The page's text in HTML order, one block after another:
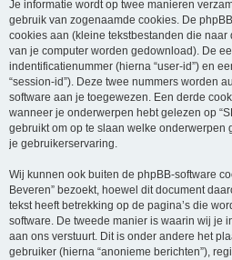
Je informatie wordt op twee manieren
gebruik van zogenaamde cookies. De
cookies aan (kleine tekstbestanden die
van je computer worden gedownload). De
indentificatienummer (hierna “user-id”) en
“session-id”). Deze twee nummers worden
software aan je toegewezen. Een derde
wanneer je onderwerpen hebt gelezen op
gebruikt om op te slaan welke onderwerpen
je gebruikerservaring.
Wij kunnen ook buiten de phpBB-software
Beveren” bezoekt, hoewel dit document
tekst heeft betrekking op de pagina’s die
software. De tweede manier is waarin wij je
aan ons verstuurt. Dit is onder andere het
gebruiker (hierna “anonieme berichten”),